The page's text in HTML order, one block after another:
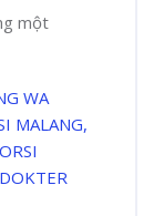
một
WA
MALANG,